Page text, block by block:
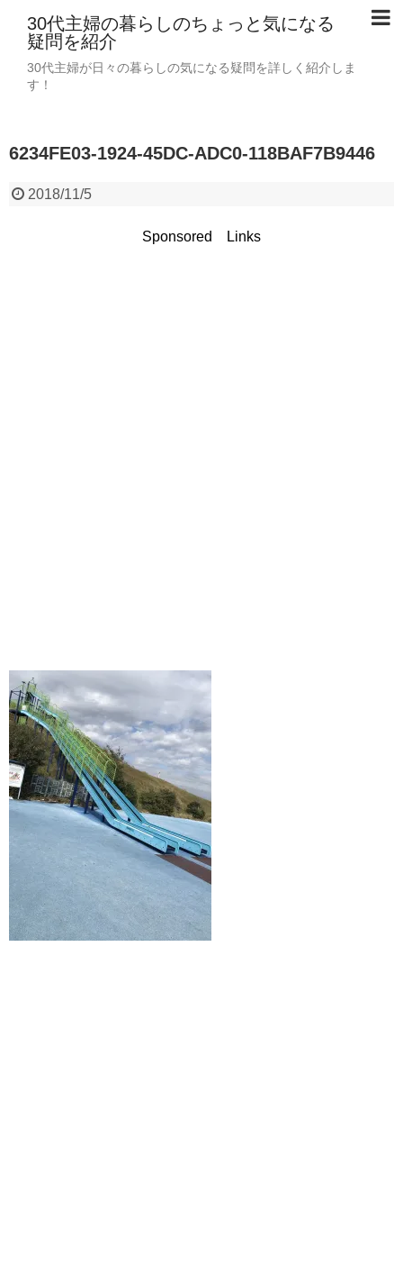
30代主婦の暮らしのちょっと気になる
疑問を紹介
30代主婦が日々の暮らしの気になる疑問を詳しく紹介しま
す！
6234FE03-1924-45DC-ADC0-118BAF7B9446
2018/11/5
Sponsored Links